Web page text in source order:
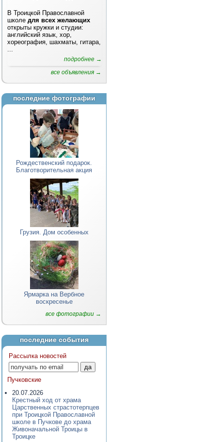
В Троицкой Православной
школе для всех желающих
открыты кружки и студии:
английский язык, хор,
хореография, шахматы, гитара,
...
подробнее →
все объявления →
последние фотографии
Рождественский подарок.
Благотворительная акция
Грузия. Дом особенных
Ярмарка на Вербное
воскресенье
все фотографии →
последние события
Рассылка новостей
Пучковские
20.07.2026
Крестный ход от храма
Царственных страстотерпцев
при Троицкой Православной
школе в Пучкове до храма
Живоначальной Троицы в
Троицке